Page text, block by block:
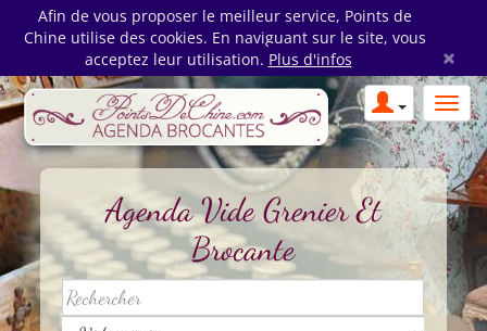
Afin de vous proposer le meilleur service, Points de
Chine utilise des cookies. En naviguant sur le site, vous
acceptez leur utilisation. Plus d'infos ×
Agenda Vide Grenier Et
Brocante